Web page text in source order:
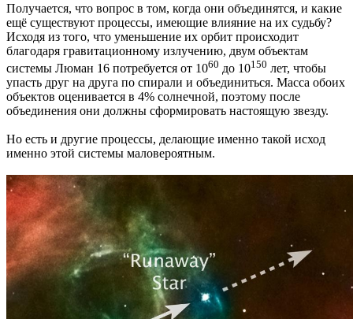
Получается, что вопрос в том, когда они объединятся, и какие
ещё существуют процессы, имеющие влияние на их судьбу?
Исходя из того, что уменьшение их орбит происходит
благодаря гравитационному излучению, двум объектам
системы Люман 16 потребуется от 1060 до 10150 лет, чтобы
упасть друг на друга по спирали и объединиться. Масса обоих
объектов оценивается в 4% солнечной, поэтому после
объединения они должны сформировать настоящую звезду.
Но есть и другие процессы, делающие именно такой исход
именно этой системы маловероятным.